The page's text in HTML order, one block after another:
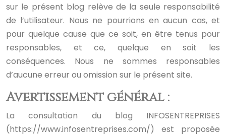
sur le présent blog relève de la seule responsabilité
de l’utilisateur. Nous ne pourrions en aucun cas, et
pour quelque cause que ce soit, en être tenus pour
responsables, et ce, quelque en soit les
conséquences. Nous ne sommes responsables
d’aucune erreur ou omission sur le présent site.
Avertissement général :
La consultation du blog INFOSENTREPRISES
(https://www.infosentreprises.com/) est proposée